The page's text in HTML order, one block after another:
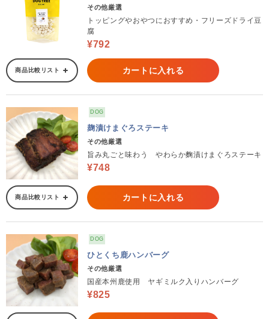
その他厳選
トッピングやおやつにおすすめ・フリーズドライ豆
腐
¥792
商品比較リスト カートに入れる
DOG
麹漬けまぐろステーキ
その他厳選
旨み丸ごと味わう やわらか麴漬けまぐろステーキ
¥748
商品比較リスト カートに入れる
DOG
ひとくち鹿ハンバーグ
その他厳選
国産本州鹿使用 ヤギミルク入りハンバーグ
¥825